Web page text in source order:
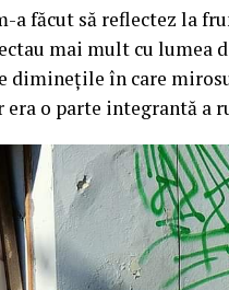
a făcut să reflectez la
mai mult cu
diminețile în care
o parte integrantă a